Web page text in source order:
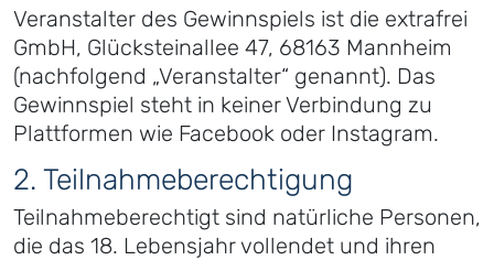
Veranstalter des Gewinnspiels ist die extrafrei
GmbH, Glücksteinallee 47, 68163 Mannheim
(nachfolgend „Veranstalter“ genannt). Das
Gewinnspiel steht in keiner Verbindung zu
Plattformen wie Facebook oder Instagram.
2. Teilnahmeberechtigung
Teilnahmeberechtigt sind natürliche Personen,
die das 18. Lebensjahr vollendet und ihren